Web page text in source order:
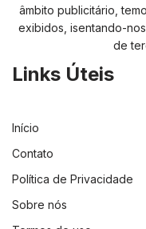
âmbito publicitário,
exibidos, isentando-
de
Links Úteis
Início
Contato
Política de Privacidade
Sobre nós